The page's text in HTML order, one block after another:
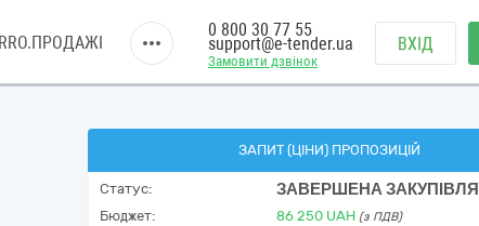
Замовити дзвінок
0 800 30 77 55
support@e-tender.ua ВХІД
ЗАПИТ (ЦІНИ) ПРОПОЗИЦІЙ
Статус: ЗАВЕРШЕНА ЗАКУПІВЛЯ
Бюджет: 86 250 UAH (з ПДВ)